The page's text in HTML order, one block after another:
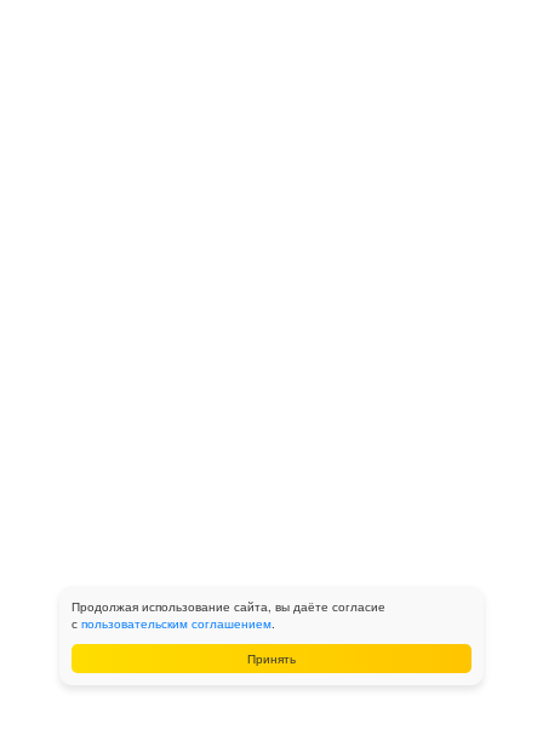
Продолжая использование сайта, вы даёте согласие
с пользовательским соглашением.
Принять